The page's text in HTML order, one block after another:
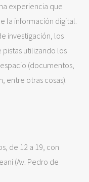
experiencia que
la información digital.
investigación, los
utilizando los
(documentos,
entre otras cosas).
de 12 a 19, con
(Av. Pedro de